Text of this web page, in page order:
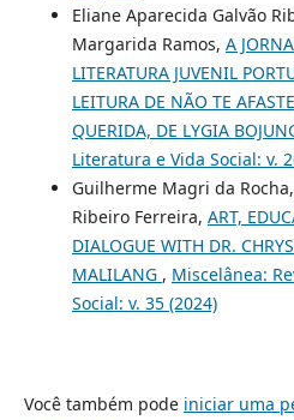
Eliane Aparecida Galvão
Margarida Ramos, A
LITERATURA JUVENIL
LEITURA DE NÃO TE
QUERIDA, DE LYGIA
Literatura e Vida Social: v.
Guilherme Magri da
Ribeiro Ferreira, ART,
DIALOGUE WITH DR.
MALILANG , Miscelânea:
Social: v. 35 (2024)
Você também pode iniciar uma